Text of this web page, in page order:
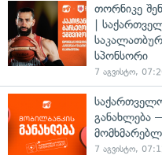
თორნიკე
|
სპონსორი
7 აგვისტო,
განახლება
7 აგვისტო,